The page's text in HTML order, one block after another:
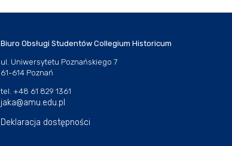
Biuro Obsługi Studentów Collegium Historicum
ul. Uniwersytetu Poznańskiego 7
61-614 Poznań
tel. +48 61 829 1361
jaka@amu.edu.pl
Deklaracja dostępności